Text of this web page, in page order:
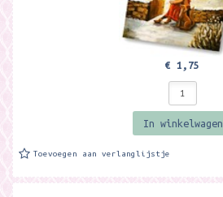
€ 1,75
In winkelwagen
Toevoegen aan verlanglijstje